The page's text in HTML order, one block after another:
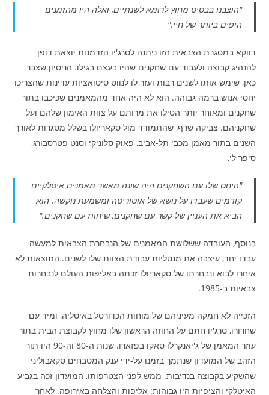
"הוצבנו בבסיס מחוץ לרומא לשנתיים, ואלה היו מהזמנים
היפים ביותר של חיי."
דווקא במסגרת הצבאית הזו ניתנה לסרג'יו הזדמנות יוצאת דופן
להנהיג קבוצה ולעבוד עם שחקנים שהיו בעצם בגילו. הניסיון שצבר
כאן, שימש אותו לשנים רבות ועזר לו לנווט סיטואציות עדינות שהצריכו
יחסי אנוש ברמה גבוהה. הוא לא היה אחד מהמאמנים שכיכבו בתור
שחקנים ומאוחר יותר הטילו את מרותם על צוות האימון שלהם ועל
שחקניהם. צביקה שרף, שהתמודד מול סקאריולו בשלל מסגרות לאורך
השנים בתור מאמן מכבי תל-אביב, פאוק סלוניקי וסנט פטרסבורג,
סיפר לי,
"היחס שלו עם השחקנים היה שונה מאשר מאמנים איטלקיים
קודמים שעבדו על נושא של אוטוריטה ומשמעת נוקשה. הוא
הביא את העניין של קשר עם שחקנים, שיחות עם שחקנים."
בנוסף, העובדה ששלושת המאמנים של הנבחרת הצבאית למעשה
עבדו יחד, עיצבה את מנטליות עבודת הצוות שלו לשנים. התוצאות לא
איחרו לבוא ונבחרתו של סקאריולו זכתה באליפות העולם לנבחרות
צבאיות ב-1985.
הזכייה לא חמקה מעיניהם של מוחות הכדורסל באיטליה, ומיד עם
שחרורו, סרג'יו חתם על החוזה הראשון שלו מחוץ לקבוצת הבית בתור
עוזר המאמן של ג'יאנקרלו סאקו בפזארו. שנות ה-80 וה-90 היו תור
הזהב של המועדון שנתמך בזמנו על-ידי ענק המטבחים סקאבוליני
שהשקיע בקבוצה בנדיבות. ממש לפני הצטרפותו, המועדון זכה בגביע
האיטלקי והציפיות היו גבוהות: אליפות והצלחה באירופה. לאחר